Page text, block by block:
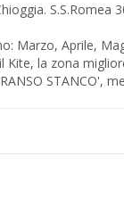
Padova e 45 Km da